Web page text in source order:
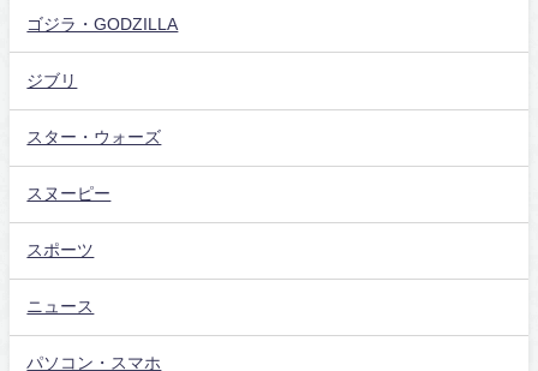
ゴジラ・GODZILLA
ジブリ
スター・ウォーズ
スヌーピー
スポーツ
ニュース
パソコン・スマホ